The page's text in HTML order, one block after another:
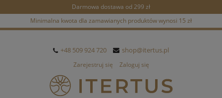
Darmowa dostawa od 299 zł
Minimalna kwota dla zamawianych produktów wynosi 15 zł
+48 509 924 720 shop@itertus.pl
Zarejestruj się Zaloguj się